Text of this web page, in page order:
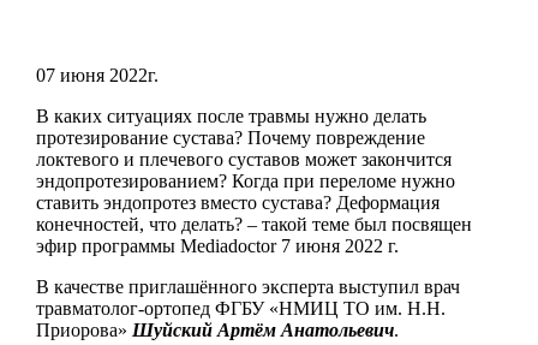
07 июня 2022г.
В каких ситуациях после травмы нужно делать
протезирование сустава? Почему повреждение
локтевого и плечевого суставов может закончится
эндопротезированием? Когда при переломе нужно
ставить эндопротез вместо сустава? Деформация
конечностей, что делать? – такой теме был посвящен
эфир программы Mediadoctor 7 июня 2022 г.
В качестве приглашённого эксперта выступил врач
травматолог-ортопед ФГБУ «НМИЦ ТО им. Н.Н.
Приорова» Шуйский Артём Анатольевич.